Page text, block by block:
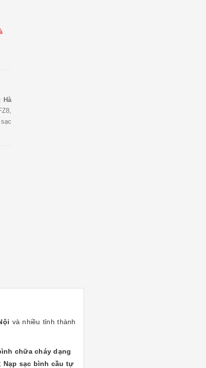
Hà
và nhiều tỉnh thành
chữa cháy dạng
Nạp sạc bình cầu tự